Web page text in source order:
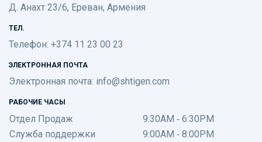
Д. Анахт 23/6, Ереван, Армения
ТЕЛ.
Телефон: +374 11 23 00 23
ЭЛЕКТРОННАЯ ПОЧТА
Электронная почта: info@shtigen.com
РАБОЧИЕ ЧАСЫ
Отдел Продаж
9:30AM - 6:30PM
Служба поддержки
9:00AM - 8:00PM